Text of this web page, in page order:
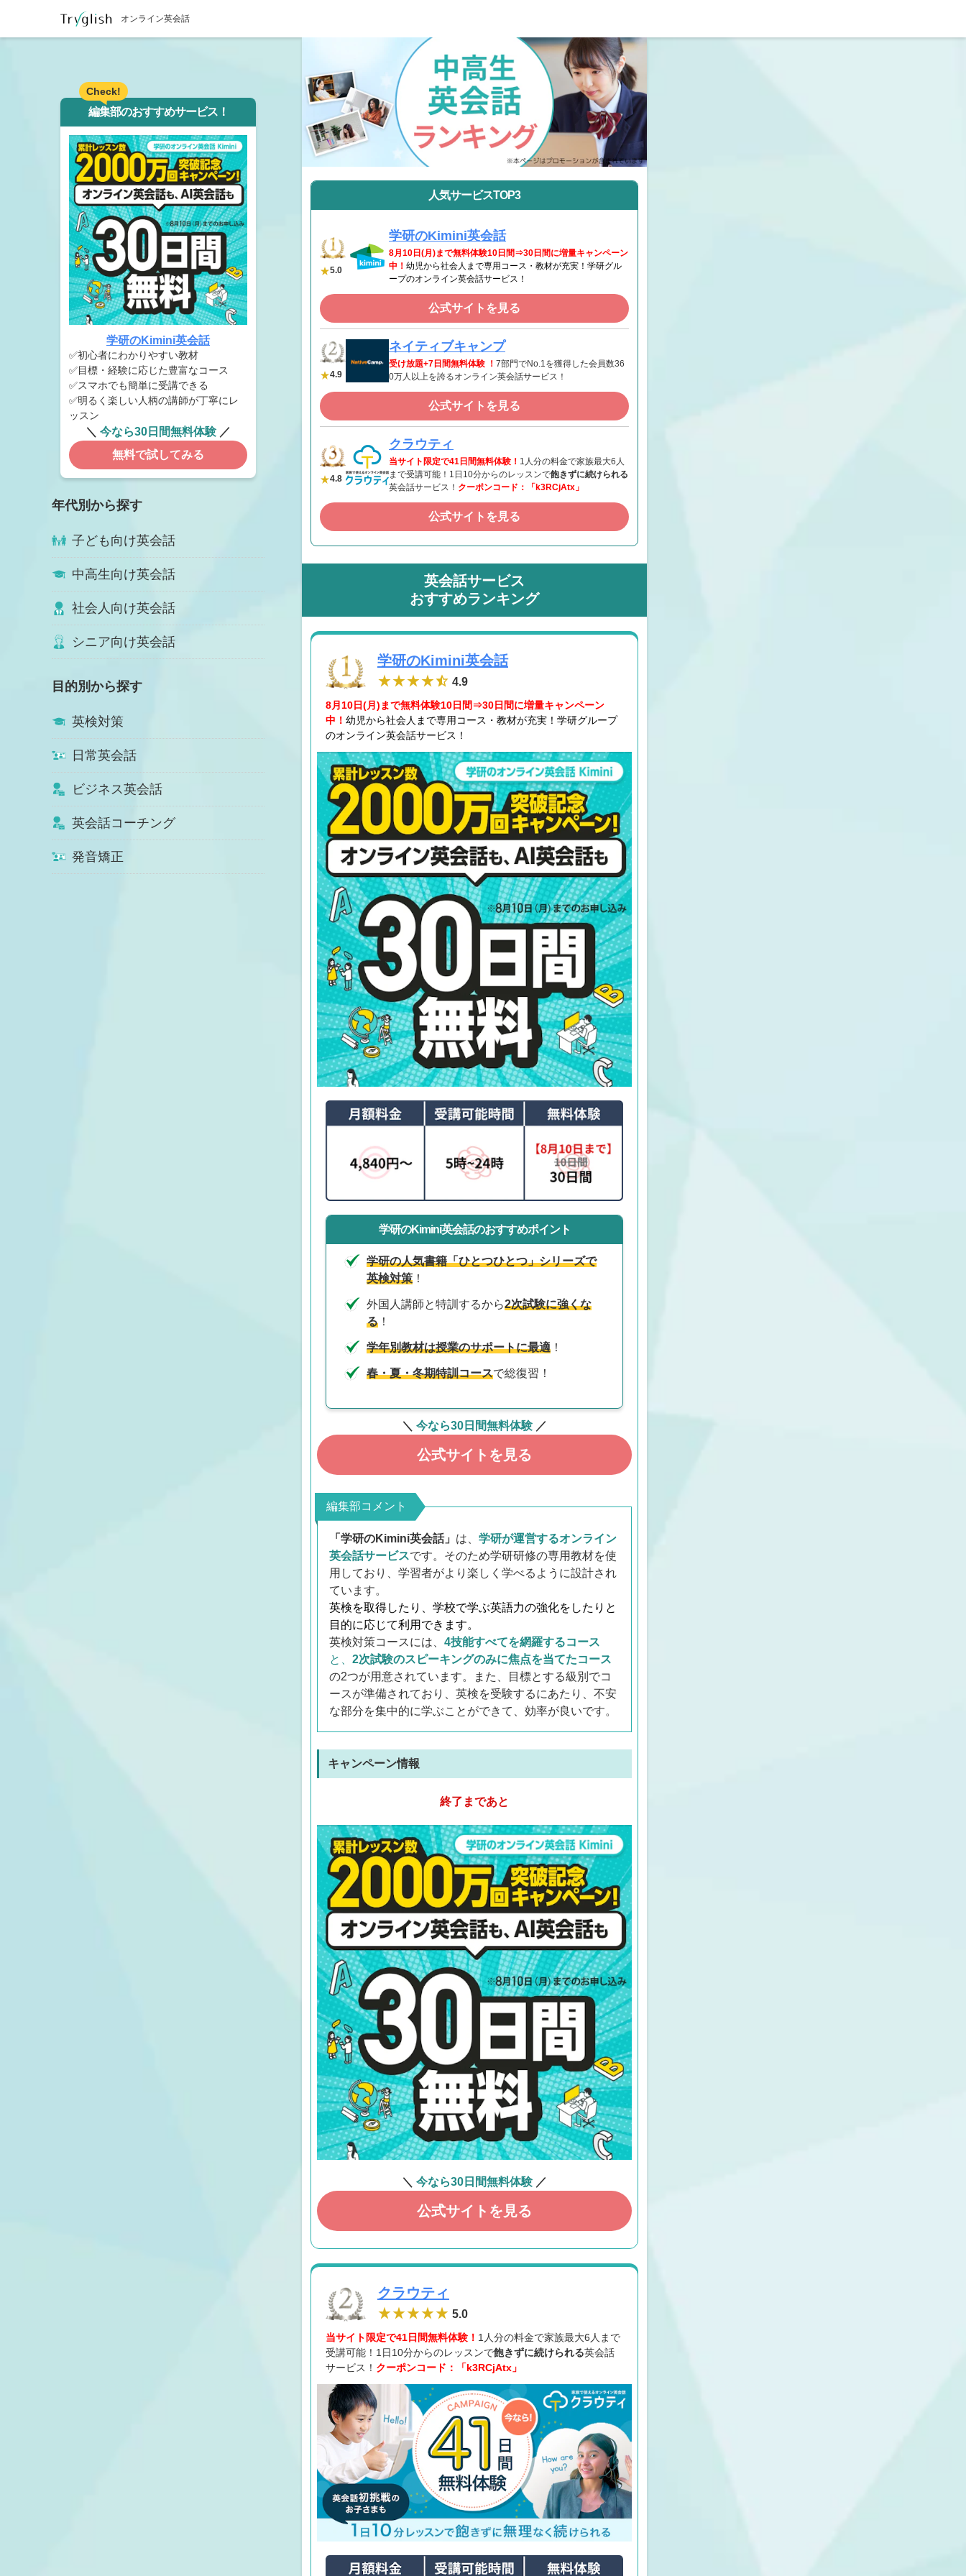
オンライン英会話
Check!
編集部のおすすめサービス！
学研のKimini英会話
✅初心者にわかりやすい教材
✅目標・経験に応じた豊富なコース
✅スマホでも簡単に受講できる
✅明るく楽しい人柄の講師が丁寧にレ
ッスン
＼ 今なら30日間無料体験 ／
無料で試してみる
年代別から探す
子ども向け英会話
中高生向け英会話
社会人向け英会話
シニア向け英会話
目的別から探す
英検対策
日常英会話
ビジネス英会話
英会話コーチング
発音矯正
人気サービスTOP3
5.0
学研のKimini英会話
8月10日(月)まで無料体験10日間⇒30日間に増量キャンペーン
中！ 幼児から社会人まで専用コース・教材が充実！学研グル
ープのオンライン英会話サービス！
公式サイトを見る
4.9
ネイティブキャンプ
受け放題+7日間無料体験 ！ 7部門でNo.1を獲得した会員数36
0万人以上を誇るオンライン英会話サービス！
公式サイトを見る
4.8
クラウティ
当サイト限定で41日間無料体験！ 1人分の料金で家族最大6人
まで受講可能！1日10分からのレッスンで飽きずに続けられる
英会話サービス！ クーポンコード：「k3RCjAtx」
公式サイトを見る
英会話サービス
おすすめランキング
学研のKimini英会話
4.9
8月10日(月)まで無料体験10日間⇒30日間に増量キャンペーン
中！ 幼児から社会人まで専用コース・教材が充実！学研グループ
のオンライン英会話サービス！
学研のKimini英会話のおすすめポイント
学研の人気書籍「ひとつひとつ」シリーズで
英検対策 ！
外国人講師と特訓するから2次試験に強くな
る ！
学年別教材は授業のサポートに最適 ！
春・夏・冬期特訓コースで総復習！
＼ 今なら30日間無料体験 ／
公式サイトを見る
編集部コメント
「学研のKimini英会話」 は、 学研が運営するオンライン
英会話サービスです。そのため学研研修の専用教材を使
用しており、学習者がより楽しく学べるように設計され
ています。
英検を取得したり、学校で学ぶ英語力の強化をしたりと
目的に応じて利用できます。
英検対策コースには、 4技能すべてを網羅するコース
と、 2次試験のスピーキングのみに焦点を当てたコース
の2つが用意されています。また、目標とする級別でコ
ースが準備されており、英検を受験するにあたり、不安
な部分を集中的に学ぶことができて、効率が良いです。
キャンペーン情報
終了まであと
＼ 今なら30日間無料体験 ／
公式サイトを見る
クラウティ
5.0
当サイト限定で41日間無料体験！ 1人分の料金で家族最大6人まで
受講可能！1日10分からのレッスンで飽きずに続けられる英会話
サービス！ クーポンコード：「k3RCjAtx」